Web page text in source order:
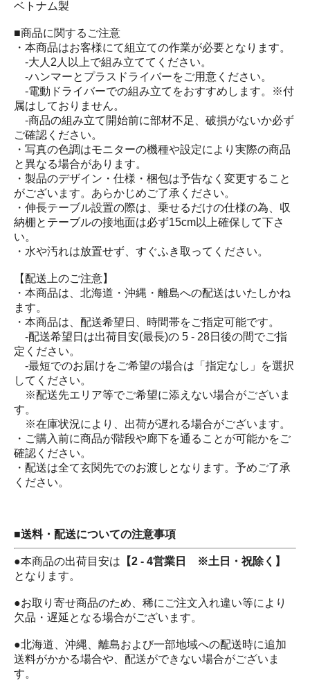
ベトナム製
■商品に関するご注意
・本商品はお客様にて組立ての作業が必要となります。
‐大人2人以上で組み立ててください。
‐ハンマーとプラスドライバーをご用意ください。
‐電動ドライバーでの組み立てをおすすめします。※付
属はしておりません。
‐商品の組み立て開始前に部材不足、破損がないか必ず
ご確認ください。
・写真の色調はモニターの機種や設定により実際の商品
と異なる場合があります。
・製品のデザイン・仕様・梱包は予告なく変更すること
がございます。あらかじめご了承ください。
・伸長テーブル設置の際は、乗せるだけの仕様の為、収
納棚とテーブルの接地面は必ず15cm以上確保して下さ
い。
・水や汚れは放置せず、すぐふき取ってください。
【配送上のご注意】
・本商品は、北海道・沖縄・離島への配送はいたしかね
ます。
・本商品は、配送希望日、時間帯をご指定可能です。
-配送希望日は出荷目安(最長)の 5 - 28日後の間でご指
定ください。
-最短でのお届けをご希望の場合は「指定なし」を選択
してください。
※配送先エリア等でご希望に添えない場合がございま
す。
※在庫状況により、出荷が遅れる場合がございます。
・ご購入前に商品が階段や廊下を通ることが可能かをご
確認ください。
・配送は全て玄関先でのお渡しとなります。予めご了承
ください。
■送料・配送についての注意事項
●本商品の出荷目安は 【2 - 4営業日 ※土日・祝除く】
となります。
●お取り寄せ商品のため、稀にご注文入れ違い等により
欠品・遅延となる場合がございます。
●北海道、沖縄、離島および一部地域への配送時に追加
送料がかかる場合や、配送ができない場合がございま
す。